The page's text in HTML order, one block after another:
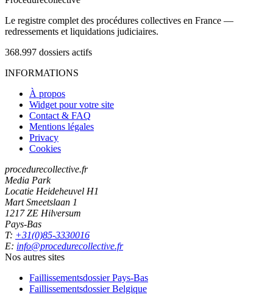
Le registre complet des procédures collectives en France —
redressements et liquidations judiciaires.
368.997 dossiers actifs
INFORMATIONS
À propos
Widget pour votre site
Contact & FAQ
Mentions légales
Privacy
Cookies
procedurecollective.fr
Media Park
Locatie Heideheuvel H1
Mart Smeetslaan 1
1217 ZE Hilversum
Pays-Bas
T: +31(0)85-3330016
E: info@procedurecollective.fr
Nos autres sites
Faillissementsdossier Pays-Bas
Faillissementsdossier Belgique